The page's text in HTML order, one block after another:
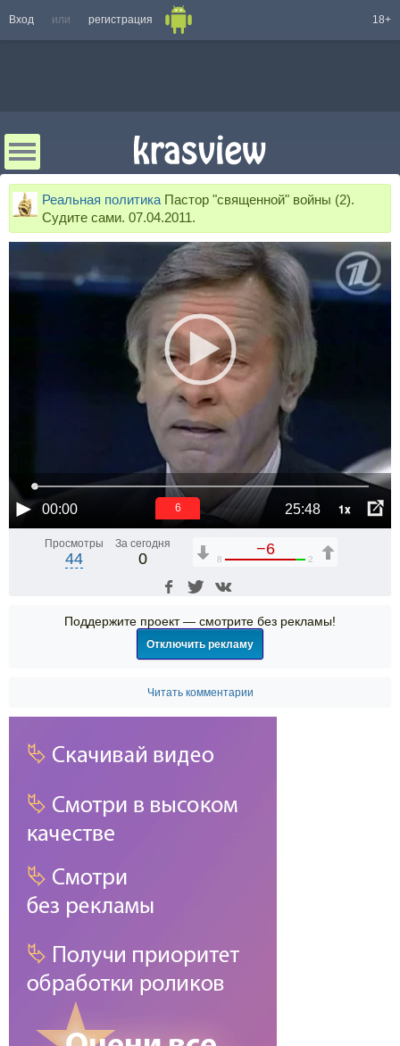
Вход или регистрация 18+
Реальная политика Пастор "священной" войны (2).
Судите сами. 07.04.2011.
00:00 25:48 1x
6
Просмотры
44
За сегодня
0
−6
8 2
Поддержите проект — смотрите без рекламы!
Отключить рекламу
Читать комментарии